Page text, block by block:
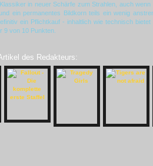
in neuer Schärfe zum Strahlen, auch
ein permanentes Bildkorn teils ein wenig
ein Pflichtkauf - inhaltlich wie technisch
9 von 10 Punkten.
des Redakteurs: